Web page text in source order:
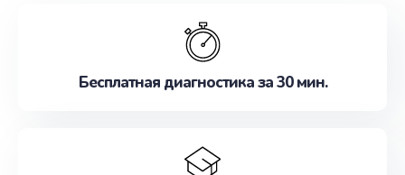
Бесплатная диагностика за 30 мин.